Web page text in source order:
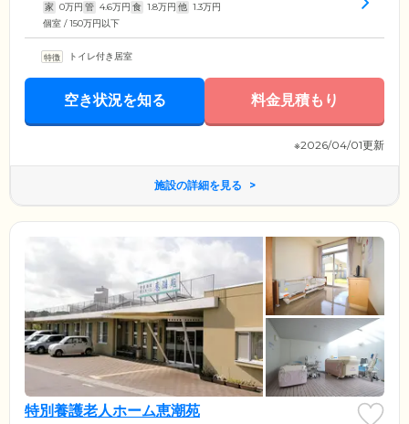
家 0万円 管 4.6万円 食 1.8万円 他 1.3万円
個室 / 150万円以下
トイレ付き居室
空き状況を知る 料金見積もり
※2026/04/01更新
施設の詳細を見る
特別養護老人ホーム恵潮苑